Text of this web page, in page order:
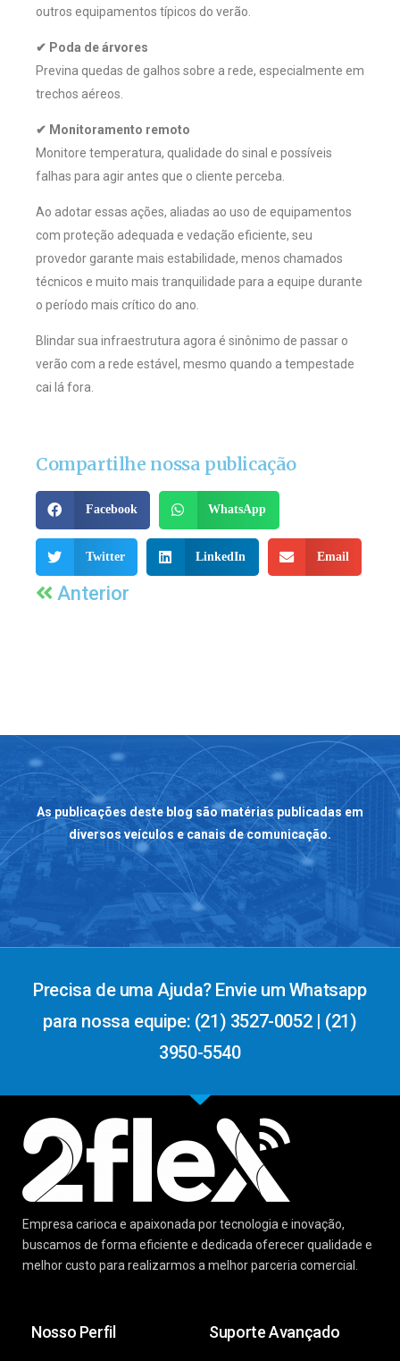
outros equipamentos típicos do verão.
✔ Poda de árvores
Previna quedas de galhos sobre a rede, especialmente em
trechos aéreos.
✔ Monitoramento remoto
Monitore temperatura, qualidade do sinal e possíveis
falhas para agir antes que o cliente perceba.
Ao adotar essas ações, aliadas ao uso de equipamentos
com proteção adequada e vedação eficiente, seu
provedor garante mais estabilidade, menos chamados
técnicos e muito mais tranquilidade para a equipe durante
o período mais crítico do ano.
Blindar sua infraestrutura agora é sinônimo de passar o
verão com a rede estável, mesmo quando a tempestade
cai lá fora.
Compartilhe nossa publicação
Facebook WhatsApp
Twitter LinkedIn Email
Anterior
As publicações deste blog são matérias publicadas em
diversos veículos e canais de comunicação.
Precisa de uma Ajuda? Envie um Whatsapp
para nossa equipe: (21) 3527-0052 | (21)
3950-5540
Empresa carioca e apaixonada por tecnologia e inovação,
buscamos de forma eficiente e dedicada oferecer qualidade e
melhor custo para realizarmos a melhor parceria comercial.
Nosso Perfil Suporte Avançado